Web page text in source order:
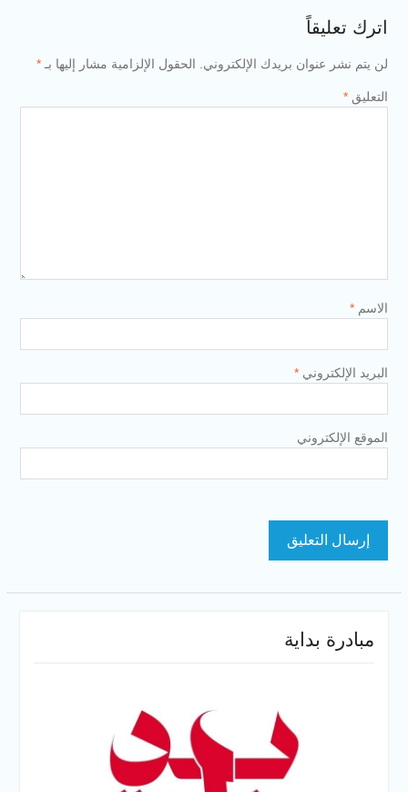
اترك تعليقاً
لن يتم نشر عنوان بريدك الإلكتروني. الحقول الإلزامية مشار إليها بـ *
التعليق *
الاسم *
البريد الإلكتروني *
الموقع الإلكتروني
مبادرة بداية